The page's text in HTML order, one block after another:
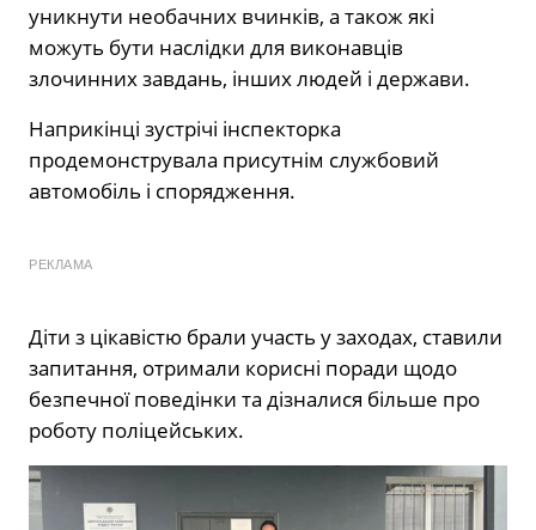
уникнути необачних вчинків, а також які
можуть бути наслідки для виконавців
злочинних завдань, інших людей і держави.
Наприкінці зустрічі інспекторка
продемонструвала присутнім службовий
автомобіль і спорядження.
РЕКЛАМА
Діти з цікавістю брали участь у заходах, ставили
запитання, отримали корисні поради щодо
безпечної поведінки та дізналися більше про
роботу поліцейських.